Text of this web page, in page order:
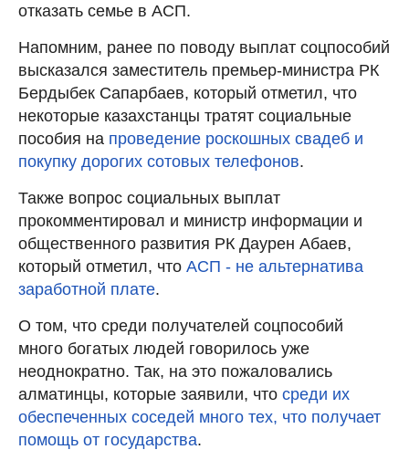
отказать семье в АСП.
Напомним, ранее по поводу выплат соцпособий
высказался заместитель премьер-министра РК
Бердыбек Сапарбаев, который отметил, что
некоторые казахстанцы тратят социальные
пособия на проведение роскошных свадеб и
покупку дорогих сотовых телефонов.
Также вопрос социальных выплат
прокомментировал и министр информации и
общественного развития РК Даурен Абаев,
который отметил, что АСП - не альтернатива
заработной плате.
О том, что среди получателей соцпособий
много богатых людей говорилось уже
неоднократно. Так, на это пожаловались
алматинцы, которые заявили, что среди их
обеспеченных соседей много тех, что получает
помощь от государства.